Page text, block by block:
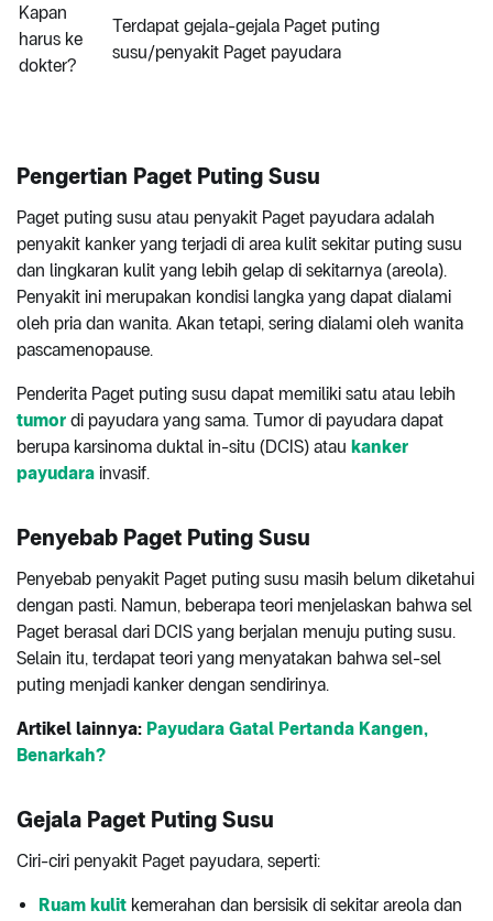
Kapan
harus ke
dokter?
Terdapat gejala-gejala Paget puting
susu/penyakit Paget payudara
Pengertian Paget Puting Susu
Paget puting susu atau penyakit Paget payudara adalah
penyakit kanker yang terjadi di area kulit sekitar puting susu
dan lingkaran kulit yang lebih gelap di sekitarnya (areola).
Penyakit ini merupakan kondisi langka yang dapat dialami
oleh pria dan wanita. Akan tetapi, sering dialami oleh wanita
pascamenopause.
Penderita Paget puting susu dapat memiliki satu atau lebih
tumor di payudara yang sama. Tumor di payudara dapat
berupa karsinoma duktal in-situ (DCIS) atau kanker
payudara invasif.
Penyebab Paget Puting Susu
Penyebab penyakit Paget puting susu masih belum diketahui
dengan pasti. Namun, beberapa teori menjelaskan bahwa sel
Paget berasal dari DCIS yang berjalan menuju puting susu.
Selain itu, terdapat teori yang menyatakan bahwa sel-sel
puting menjadi kanker dengan sendirinya.
Artikel lainnya: Payudara Gatal Pertanda Kangen,
Benarkah?
Gejala Paget Puting Susu
Ciri-ciri penyakit Paget payudara, seperti:
Ruam kulit kemerahan dan bersisik di sekitar areola dan